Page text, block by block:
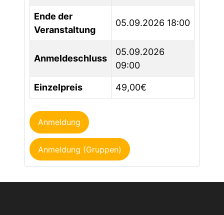
Ende der
Veranstaltung
05.09.2026 18:00
Anmeldeschluss
05.09.2026
09:00
Einzelpreis 49,00€
Anmeldung
Anmeldung (Gruppen)